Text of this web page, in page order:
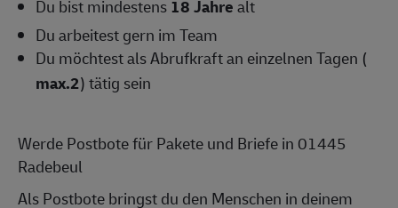
Du bist mindestens 18 Jahrealt
Du arbeitest gern im Team
Du möchtest als Abrufkraft an einzelnen Tagen (
max.2) tätig sein
Werde Postbote für Pakete und Briefe in 01445
Radebeul
Als Postbote bringst du den Menschen in deinem